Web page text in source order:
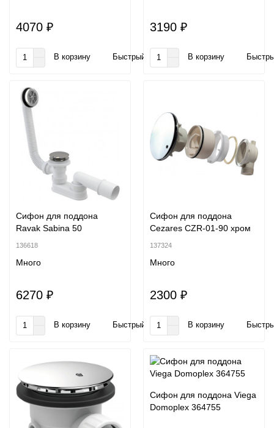
4070 ₽
В корзину Быстрый заказ
3190 ₽
В корзину
Сифон для поддона
Ravak Sabina 50
136618
Много
6270 ₽
В корзину Быстрый заказ
Сифон для поддона
Cezares CZR-01-90 хром
137324
Много
2300 ₽
В корзину
Сифон для поддона Viega
Domoplex 364755